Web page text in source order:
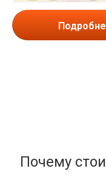
Почему